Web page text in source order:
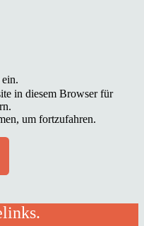
in diesem Browser für
um fortzufahren.